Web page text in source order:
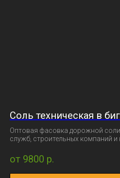
Соль техническая в
Оптовая фасовка дорожной
служб, строительных компаний и
от 9800 р.